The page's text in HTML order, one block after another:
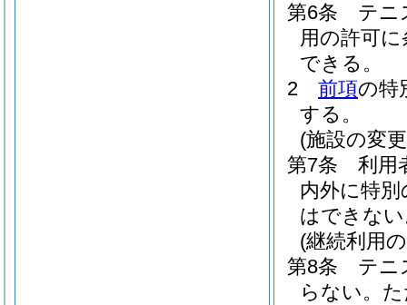
第6条
テニ
用の許可
できる。
2
前項の特
する。
(施設の変
第7条
利用
内外に特
はできな
(継続利用
第8条
テニ
らない。